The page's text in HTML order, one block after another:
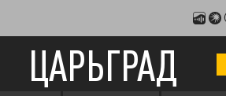
ЦАРЬГРАД